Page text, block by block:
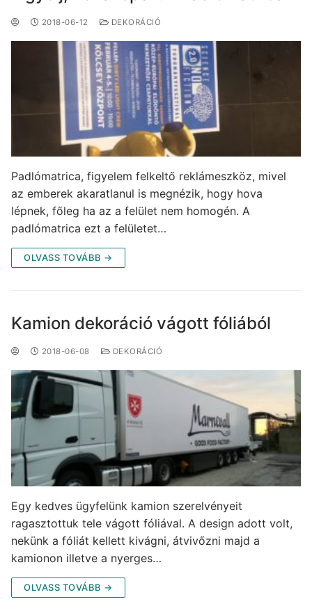
2018-06-12 DEKORÁCIÓ
Padlómatrica, figyelem felkeltő reklámeszköz, mivel
az emberek akaratlanul is megnézik, hogy hova
lépnek, főleg ha az a felület nem homogén. A
padlómatrica ezt a felületet…
OLVASS TOVÁBB →
Kamion dekoráció vágott fóliából
2018-06-08 DEKORÁCIÓ
Egy kedves ügyfelünk kamion szerelvényeit
ragasztottuk tele vágott fóliával. A design adott volt,
nekünk a fóliát kellett kivágni, átvivőzni majd a
kamionon illetve a nyerges…
OLVASS TOVÁBB →